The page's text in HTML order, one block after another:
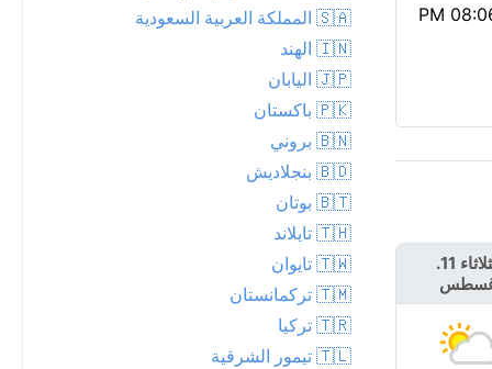
08:06
الثلاثاء 11.
الأربعاء 12.
أغسطس
🇸🇦 المملكة العربية السعودية
🇮🇳 الهند
🇯🇵 اليابان
🇵🇰 باكستان
🇧🇳 بروني
🇧🇩 بنجلاديش
🇧🇹 بوتان
🇹🇭 تايلاند
🇹🇼 تايوان
🇹🇲 تركمانستان
🇹🇷 تركيا
🇹🇱 تيمور الشرقية